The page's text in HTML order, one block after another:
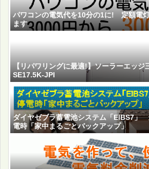
パワコンの電気代を10分の1に! 定額電
ます
【リパワリングに最適!】ソーラーエッ
SE17.5K-JPI
ダイヤゼブラ蓄電池システム「EIBS7
電時「家中まるごとバックアップ」